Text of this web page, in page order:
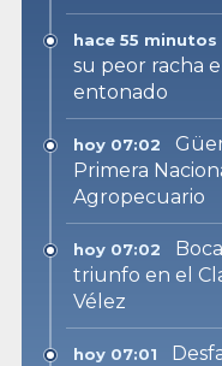
hace 55 minutos
su peor racha
entonado
hoy 07:02
Primera
Agropecuario
hoy 07:02
triunfo en el
Vélez
hoy 07:01